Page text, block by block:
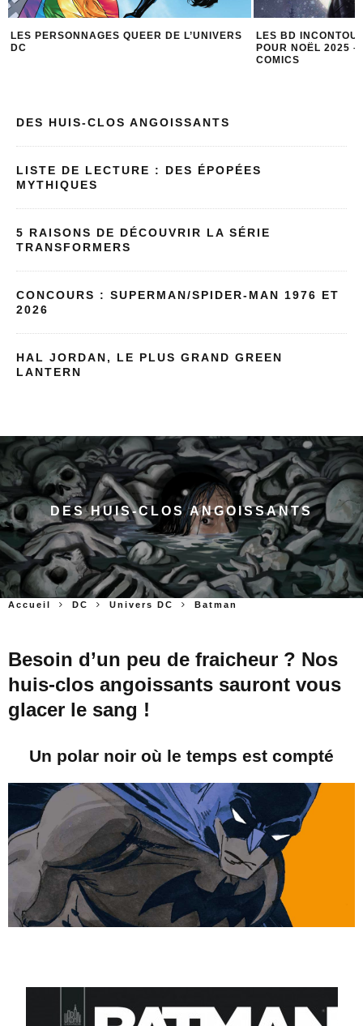
LES BD INCONTOURNABLES À OFFRIR
POUR NOËL 2025 – IDÉES CADEAUX
ABSOLUTE
DES HUIS-CLOS ANGOISSANTS
LISTE DE LECTURE : DES ÉPOPÉES
MYTHIQUES
5 RAISONS DE DÉCOUVRIR LA SÉRIE
TRANSFORMERS
CONCOURS : SUPERMAN/SPIDER-MAN 1976 ET
2026
HAL JORDAN, LE PLUS GRAND GREEN
LANTERN
DES HUIS-CLOS ANGOISSANTS
Accueil DC Univers DC Batman
Besoin d’un peu de fraicheur ? Nos
huis-clos angoissants sauront vous
glacer le sang !
Un polar noir où le temps est compté